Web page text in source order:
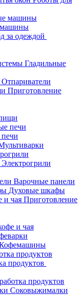
машины
за одеждой
Гладильные
Отпариватели
Приготовление
Электрогрили
Варочные панели
Духовые шкафы
Приготовление
и чая
продуктов
продуктов
Соковыжималки